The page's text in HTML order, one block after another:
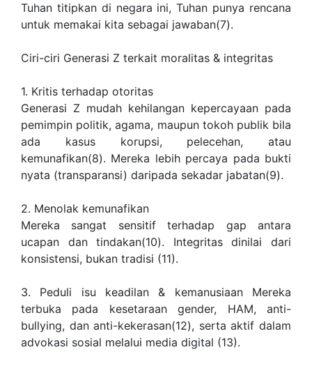
Tuhan titipkan di negara ini, Tuhan punya rencana
untuk memakai kita sebagai jawaban(7).
Ciri-ciri Generasi Z terkait moralitas & integritas
1. Kritis terhadap otoritas
Generasi Z mudah kehilangan kepercayaan pada
pemimpin politik, agama, maupun tokoh publik bila
ada kasus korupsi, pelecehan, atau
kemunafikan(8). Mereka lebih percaya pada bukti
nyata (transparansi) daripada sekadar jabatan(9).
2. Menolak kemunafikan
Mereka sangat sensitif terhadap gap antara
ucapan dan tindakan(10). Integritas dinilai dari
konsistensi, bukan tradisi (11).
3. Peduli isu keadilan & kemanusiaan Mereka
terbuka pada kesetaraan gender, HAM, anti-
bullying, dan anti-kekerasan(12), serta aktif dalam
advokasi sosial melalui media digital (13).